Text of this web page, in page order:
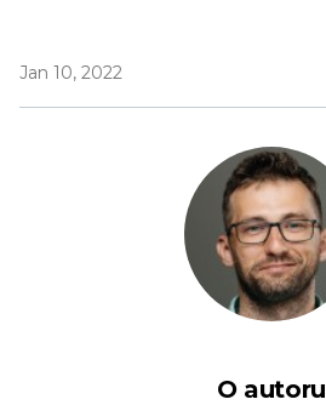
Jan 10, 2022
O autoru